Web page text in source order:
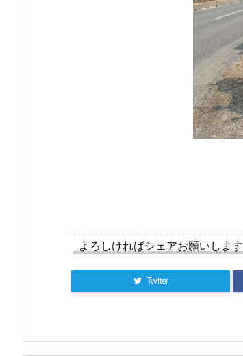
よろしければシェアお願いします
Twitter